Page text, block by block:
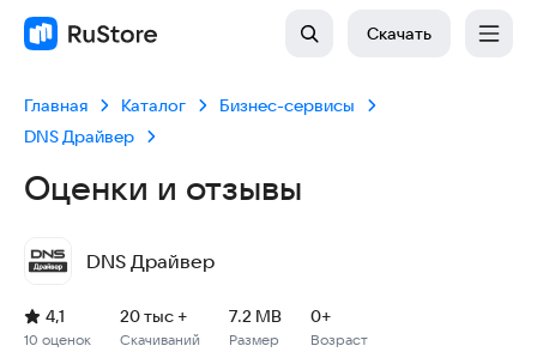
Скачать
Главная Каталог
Бизнес-сервисы
DNS Драйвер
Оценки и отзывы
DNS Драйвер
Рейтинг: 4,1, 10 оценок
Скачиваний: 20 тыс +
Размер файла: 7.2 MB
Возрастное ограничение: 7.2 MB
10 оценок
4,1
Скачиваний
20 тыс +
Размер
7.2 MB
Возраст
0+